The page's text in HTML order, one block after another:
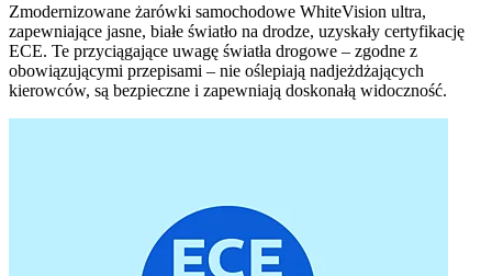
Zmodernizowane żarówki samochodowe WhiteVision ultra,
zapewniające jasne, białe światło na drodze, uzyskały certyfikację
ECE. Te przyciągające uwagę światła drogowe – zgodne z
obowiązującymi przepisami – nie oślepiają nadjeżdżających
kierowców, są bezpieczne i zapewniają doskonałą widoczność.